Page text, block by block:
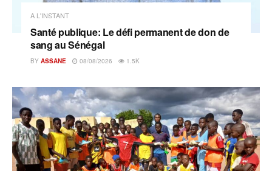
A L'INSTANT
Santé publique: Le défi permanent de don de
sang au Sénégal
BY ASSANE 08/08/2026 1.5K